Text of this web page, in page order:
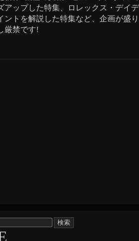
アップした特集、ロレックス・デイ
ントを解説した特集など、企画が盛
厳禁です!